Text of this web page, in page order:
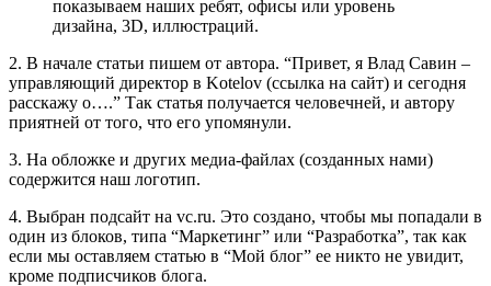
показываем наших ребят, офисы или уровень
дизайна, 3D, иллюстраций.
2. В начале статьи пишем от автора. “Привет, я Влад Савин –
управляющий директор в Kotelov (ссылка на сайт) и сегодня
расскажу о….” Так статья получается человечней, и автору
приятней от того, что его упомянули.
3. На обложке и других медиа-файлах (созданных нами)
содержится наш логотип.
4. Выбран подсайт на vc.ru. Это создано, чтобы мы попадали в
один из блоков, типа “Маркетинг” или “Разработка”, так как
если мы оставляем статью в “Мой блог” ее никто не увидит,
кроме подписчиков блога.